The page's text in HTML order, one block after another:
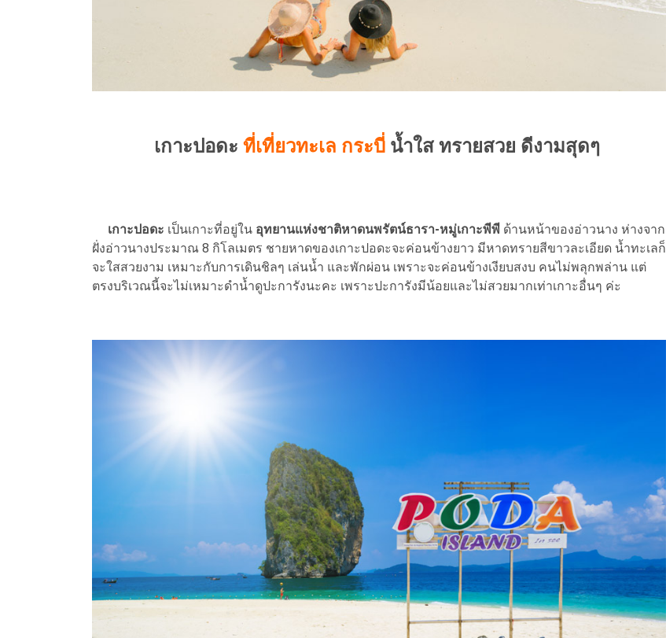
เกาะปอดะ ที่เที่ยวทะเล กระบี่น้ำใส ทรายสวย ดีงามสุดๆ
เกาะปอดะ เป็นเกาะที่อยู่ใน อุทยานแห่งชาติหาดนพรัตน์ธารา-หมู่เกาะพีพี ด้านหน้าของอ่าวนาง ห่างจาก
ฝั่งอ่าวนางประมาณ 8 กิโลเมตร ชายหาดของเกาะปอดะจะค่อนข้างยาว มีหาดทรายสีขาวละเอียด น้ำทะเลก็
จะใสสวยงาม เหมาะกับการเดินชิลๆ เล่นน้ำ และพักผ่อน เพราะจะค่อนข้างเงียบสงบ คนไม่พลุกพล่าน แต่
ตรงบริเวณนี้จะไม่เหมาะดำน้ำดูปะการังนะคะ เพราะปะการังมีน้อยและไม่สวยมากเท่าเกาะอื่นๆ ค่ะ